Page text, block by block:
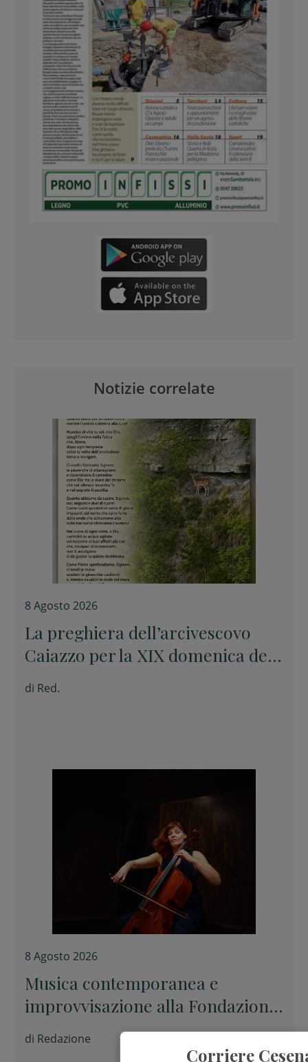
Notizie correlate
8 Agosto 2026
La preghiera dell’arcivescovo
Caiazzo per la XIX domenica del
Tempo ordinario
di Red.
8 Agosto 2026
Musica contemporanea e
improvvisazione alla Fondazione
Tito Balestra di Longiano
di Redazione
Corriere